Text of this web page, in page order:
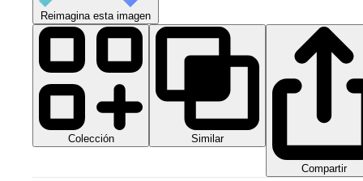
Reimagina esta imagen
Colección Similar
Compartir